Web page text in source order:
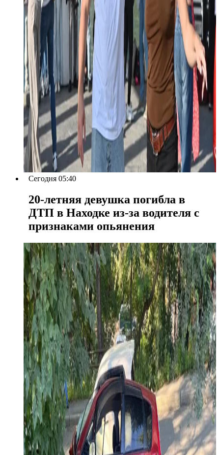
Сегодня 05:40
20-летняя девушка погибла в
ДТП в Находке из-за водителя с
признаками опьянения